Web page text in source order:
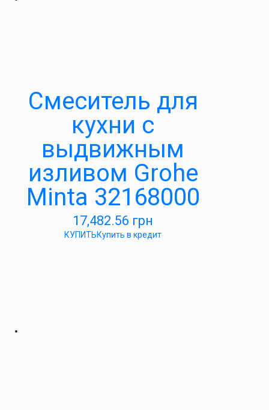
Смеситель для
кухни с
выдвижным
изливом Grohe
Minta 32168000
17,482.56 грн
КУПИТЬКупить в кредит